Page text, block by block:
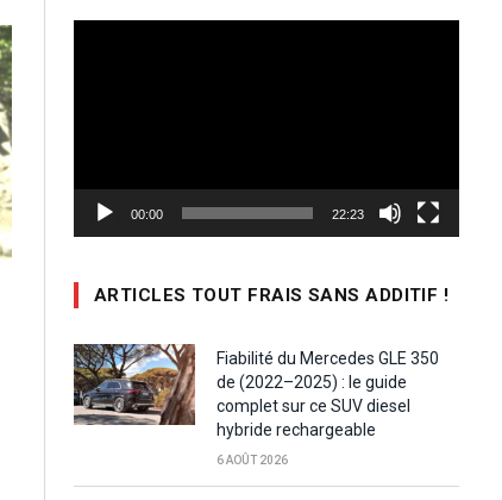
00:00 22:23
ARTICLES TOUT FRAIS SANS ADDITIF !
Fiabilité du Mercedes GLE 350
de (2022–2025) : le guide
complet sur ce SUV diesel
hybride rechargeable
6 AOÛT 2026